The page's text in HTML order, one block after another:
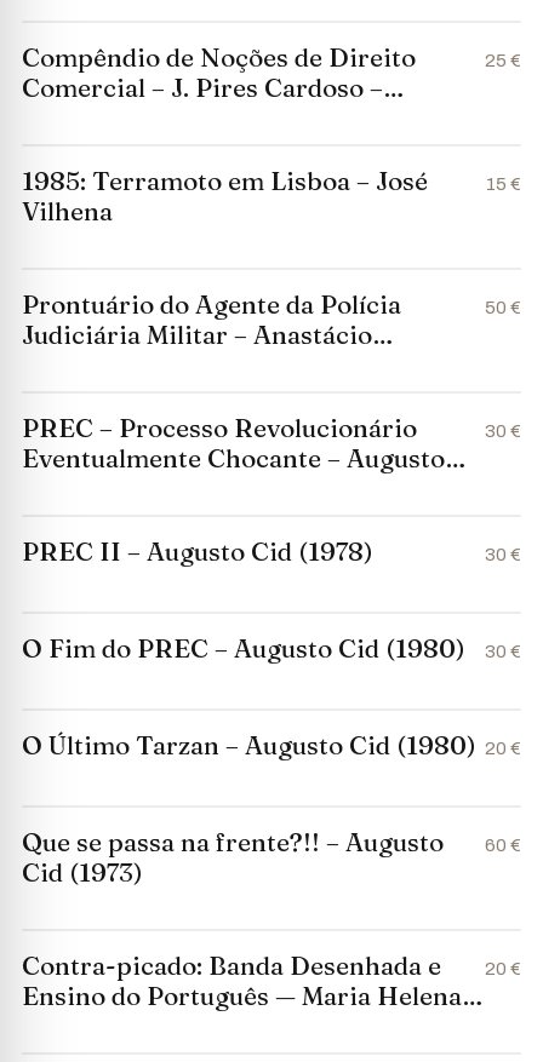
Compêndio de Noções de Direito
Comercial – J. Pires Cardoso –
25 €
1985: Terramoto em Lisboa – José
Vilhena
15 €
Prontuário do Agente da Polícia
Judiciária Militar – Anastácio
50 €
PREC – Processo Revolucionário
Eventualmente Chocante – Augusto
30 €
PREC II – Augusto Cid (1978) 30 €
O Fim do PREC – Augusto Cid (1980) 30 €
O Último Tarzan – Augusto Cid (1980) 20 €
Que se passa na frente?!! – Augusto
Cid (1973)
60 €
Contra-picado: Banda Desenhada e
Ensino do Português — Maria Helena
20 €